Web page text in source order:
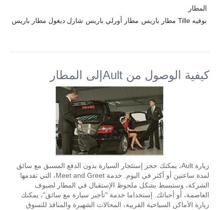
المطار
بوفيه Tille مطار باريس
مطار أورلي باريس شارل ديغول مطار باريس
كيفية الوصول من Aultإلى المطار
زيارة Ault، يمكنك حجز إستئجار السيارة بدون الدفع المسبق مع سائق
لمدة ساعتين أو أكثر في اليوم. خدمة Meet and Greet، التي تقدمها
الشركة، وستبسط بشكل ملحوظ الإستقبال في المطار لضيوف
العاصمة، أو أحبائك. إستخداما خدمة "تأجير سيارة مع سائق"، يمكنك
زيارة الأماكن السياحية القريبة، المحالات الشهيرة والمنافذ للتسوق